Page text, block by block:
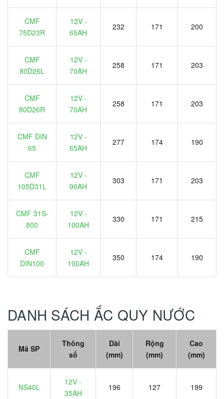
CMF
75D23R
12V -
65AH
232 171 200
CMF
80D26L
12V -
70AH
258 171 203
CMF
80D26R
12V -
70AH
258 171 203
CMF DIN
65
12V -
65AH
277 174 190
CMF
105D31L
12V -
90AH
303 171 203
CMF 31S-
800
12V -
100AH
330 171 215
CMF
DIN100
12V -
100AH
350 174 190
DANH SÁCH ẮC QUY NƯỚC
Mã SP
Thông
số
Dài
(mm)
Rộng
(mm)
Cao
(mm)
NS40L
12V -
35AH
196 127 199